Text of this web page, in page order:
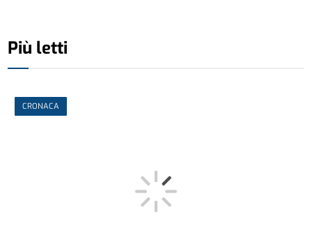
Più letti
CRONACA